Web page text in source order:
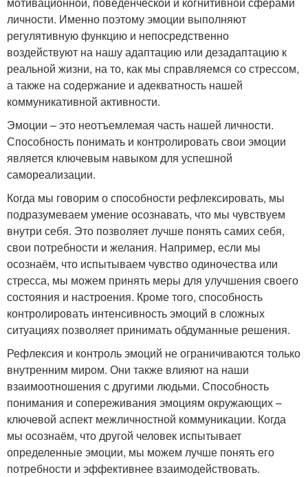
личности. Именно поэтому эмоции выполняют
регулятивную функцию и непосредственно
воздействуют на нашу адаптацию или дезадаптацию к
реальной жизни, на то, как мы справляемся со стрессом,
а также на содержание и адекватность нашей
коммуникативной активности.
Эмоции – это неотъемлемая часть нашей личности.
Способность понимать и контролировать свои эмоции
является ключевым навыком для успешной
самореализации.
Когда мы говорим о способности рефлексировать, мы
подразумеваем умение осознавать, что мы чувствуем
внутри себя. Это позволяет лучше понять самих себя,
свои потребности и желания. Например, если мы
осознаём, что испытываем чувство одиночества или
стресса, мы можем принять меры для улучшения своего
состояния и настроения. Кроме того, способность
контролировать интенсивность эмоций в сложных
ситуациях позволяет принимать обдуманные решения.
Рефлексия и контроль эмоций не ограничиваются только
внутренним миром. Они также влияют на наши
взаимоотношения с другими людьми. Способность
понимания и сопереживания эмоциям окружающих –
ключевой аспект межличностной коммуникации. Когда
мы осознаём, что другой человек испытывает
определенные эмоции, мы можем лучше понять его
потребности и эффективнее взаимодействовать.